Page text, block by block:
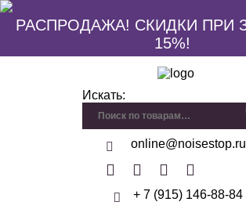
РАСПРОДАЖА! СКИДКИ ПРИ
15%!
Искать:
online@noisestop.ru
+ 7 (915) 146-88-84